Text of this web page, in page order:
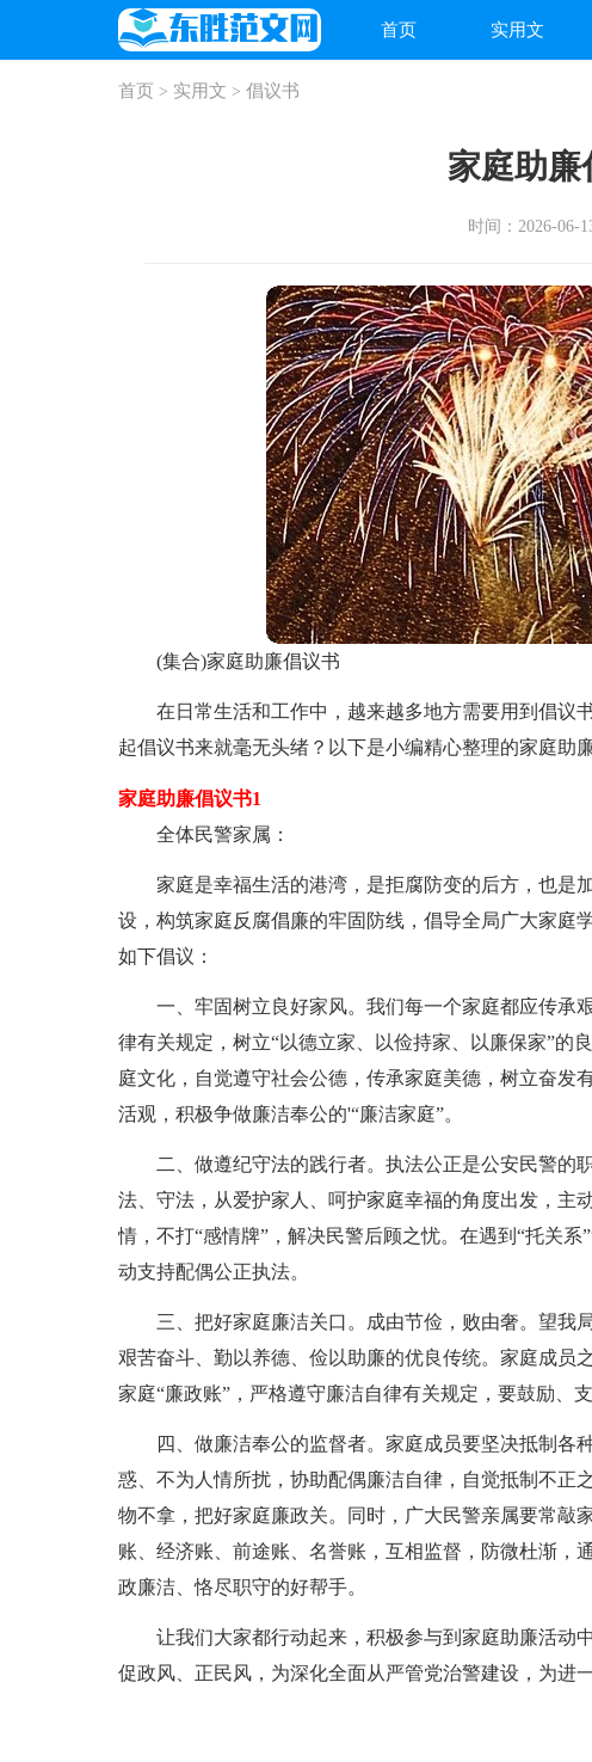
首页 实用文
首页 > 实用文 > 倡议书
家庭助廉
时间：2026-06-
(集合)家庭助廉倡议书
在日常生活和工作中，越来越多地方需要用到倡议
起倡议书来就毫无头绪？以下是小编精心整理的家庭助
家庭助廉倡议书1
全体民警家属：
家庭是幸福生活的港湾，是拒腐防变的后方，也是
设，构筑家庭反腐倡廉的牢固防线，倡导全局广大家庭
如下倡议：
一、牢固树立良好家风。我们每一个家庭都应传承
律有关规定，树立“以德立家、以俭持家、以廉保家”的
庭文化，自觉遵守社会公德，传承家庭美德，树立奋发
活观，积极争做廉洁奉公的'“廉洁家庭”。
二、做遵纪守法的践行者。执法公正是公安民警的
法、守法，从爱护家人、呵护家庭幸福的角度出发，主
情，不打“感情牌”，解决民警后顾之忧。在遇到“托关
动支持配偶公正执法。
三、把好家庭廉洁关口。成由节俭，败由奢。望我
艰苦奋斗、勤以养德、俭以助廉的优良传统。家庭成员
家庭“廉政账”，严格遵守廉洁自律有关规定，要鼓励、
四、做廉洁奉公的监督者。家庭成员要坚决抵制各
惑、不为人情所扰，协助配偶廉洁自律，自觉抵制不正
物不拿，把好家庭廉政关。同时，广大民警亲属要常敲
账、经济账、前途账、名誉账，互相监督，防微杜渐，
政廉洁、恪尽职守的好帮手。
让我们大家都行动起来，积极参与到家庭助廉活动
促政风、正民风，为深化全面从严管党治警建设，为进